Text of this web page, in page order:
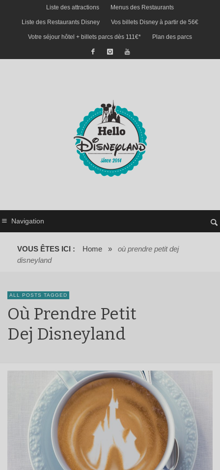
Liste des attractions Menus des Restaurants
Liste des Restaurants Disney Vos billets Disney à partir de 56€
Votre séjour hôtel + billets parcs dès 111€* Plan des parcs
Navigation
VOUS ÊTES ICI : Home »
où prendre petit dej
disneyland
ALL POSTS TAGGED
Où Prendre Petit
Dej Disneyland